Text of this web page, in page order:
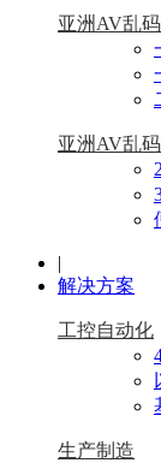
亚洲AV乱
亚洲AV乱
|
解决方案
工控自动化
生产制造